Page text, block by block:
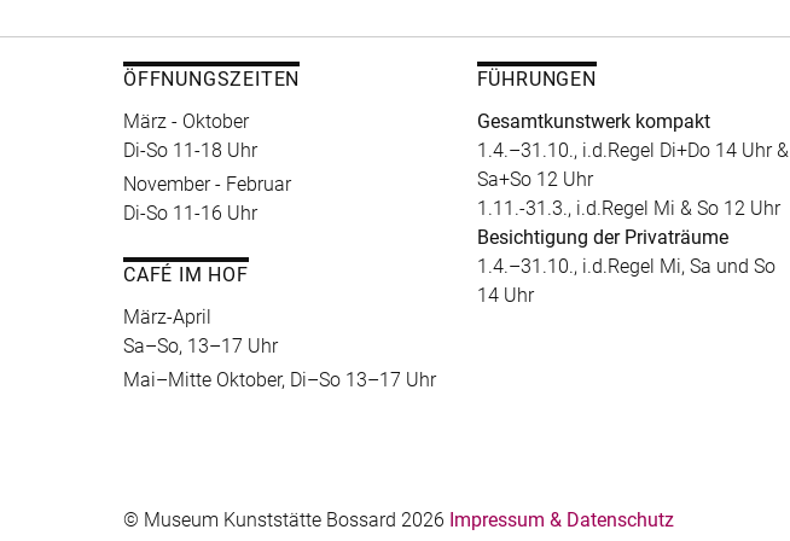
ÖFFNUNGSZEITEN
März - Oktober
Di-So 11-18 Uhr
November - Februar
Di-So 11-16 Uhr
CAFÉ IM HOF
März-April
Sa–So, 13–17 Uhr
Mai–Mitte Oktober, Di–So 13–17 Uhr
FÜHRUNGEN
Gesamtkunstwerk kompakt
1.4.–31.10., i.d.Regel Di+Do 14 Uhr &
Sa+So 12 Uhr
1.11.-31.3., i.d.Regel Mi & So 12 Uhr
Besichtigung der Privaträume
1.4.–31.10., i.d.Regel Mi, Sa und So
14 Uhr
© Museum Kunststätte Bossard 2026 Impressum & Datenschutz